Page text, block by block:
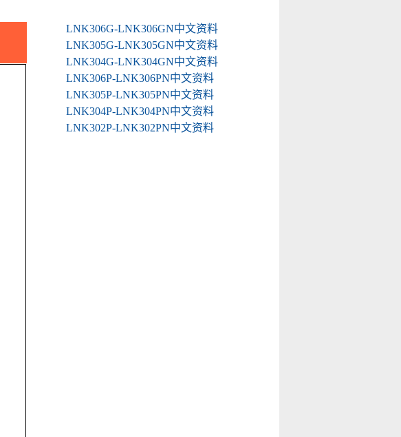
LNK306G-LNK306GN中文资料
LNK305G-LNK305GN中文资料
LNK304G-LNK304GN中文资料
LNK306P-LNK306PN中文资料
LNK305P-LNK305PN中文资料
LNK304P-LNK304PN中文资料
LNK302P-LNK302PN中文资料